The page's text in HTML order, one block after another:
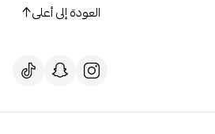
العودة إلى أعلى